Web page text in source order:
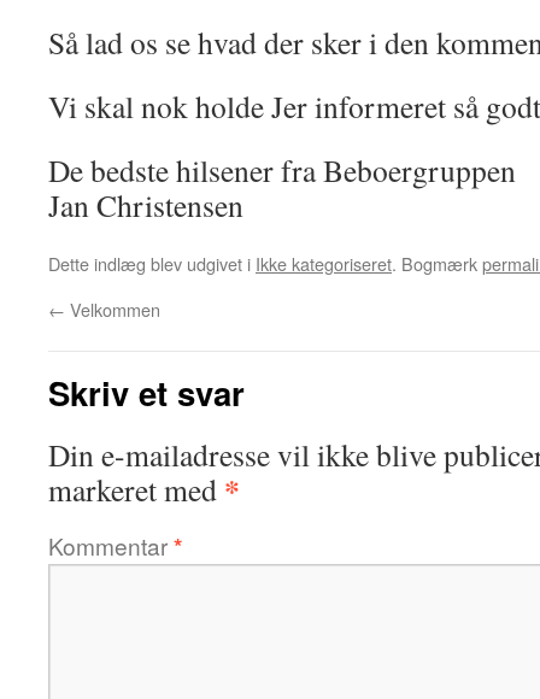
Så lad os se hvad der sker i den
Vi skal nok holde Jer informeret så
De bedste hilsener fra Beboergruppen
Jan Christensen
Dette indlæg blev udgivet i Ikke kategoriseret. Bogmærk
← Velkommen
Skriv et svar
Din e-mailadresse vil ikke blive
markeret med *
Kommentar*